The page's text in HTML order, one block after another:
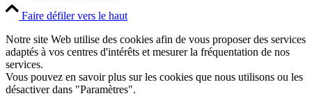
Faire défiler vers le haut
Notre site Web utilise des cookies afin de vous proposer des services
adaptés à vos centres d'intérêts et mesurer la fréquentation de nos
services.
Vous pouvez en savoir plus sur les cookies que nous utilisons ou les
désactiver dans "Paramètres".